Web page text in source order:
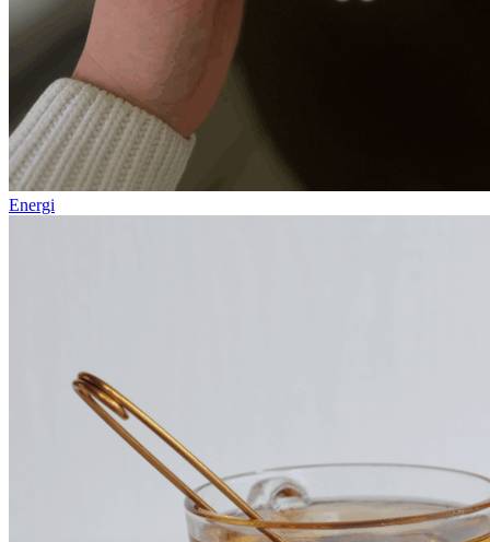
Energi